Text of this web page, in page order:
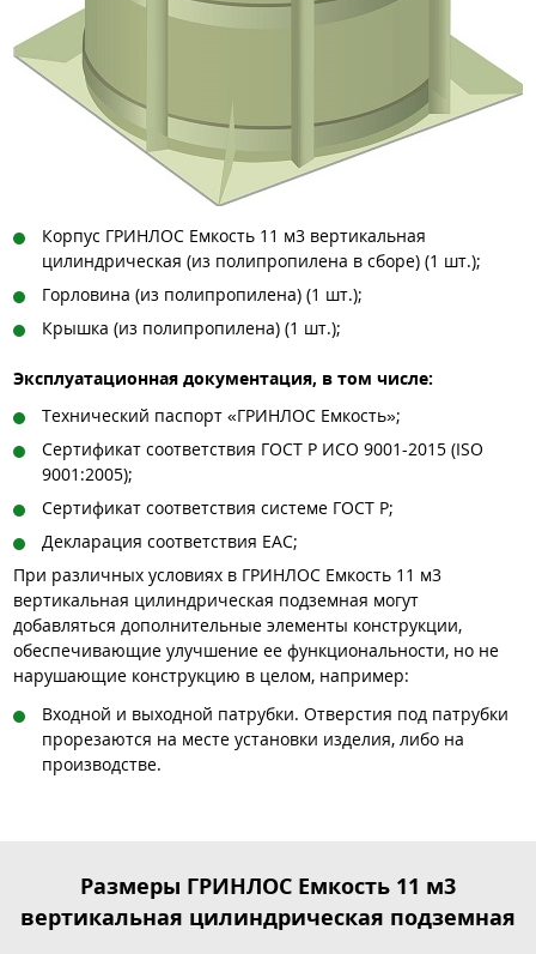
Корпус ГРИНЛОС Емкость 11 м3 вертикальная
цилиндрическая (из полипропилена в сборе) (1 шт.);
Горловина (из полипропилена) (1 шт.);
Крышка (из полипропилена) (1 шт.);
Эксплуатационная документация, в том числе:
Технический паспорт «ГРИНЛОС Емкость»;
Сертификат соответствия ГОСТ Р ИСО 9001-2015 (ISO
9001:2005);
Сертификат соответствия системе ГОСТ Р;
Декларация соответствия EAC;
При различных условиях в ГРИНЛОС Емкость 11 м3
вертикальная цилиндрическая подземная могут
добавляться дополнительные элементы конструкции,
обеспечивающие улучшение ее функциональности, но не
нарушающие конструкцию в целом, например:
Входной и выходной патрубки. Отверстия под патрубки
прорезаются на месте установки изделия, либо на
производстве.
Размеры ГРИНЛОС Емкость 11 м3
вертикальная цилиндрическая подземная